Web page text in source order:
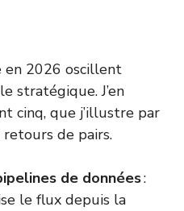
en 2026 oscillent
stratégique. J’en
cinq, que j’illustre par
de pairs.
de données:
le flux depuis la